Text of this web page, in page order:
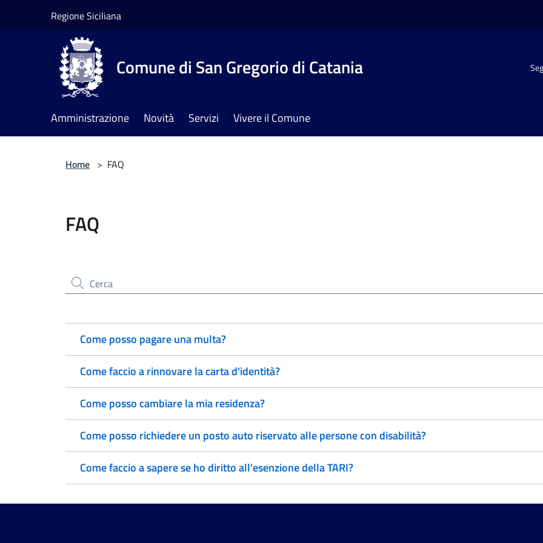
Regione Siciliana
Comune di San Gregorio di Catania
Amministrazione Novità Servizi Vivere il Comune
Home > FAQ
FAQ
Cerca nel sito
Come posso pagare una multa?
Come faccio a rinnovare la carta d'identità?
Come posso cambiare la mia residenza?
Come posso richiedere un posto auto riservato alle persone con disabilità?
Come faccio a sapere se ho diritto all'esenzione della TARI?